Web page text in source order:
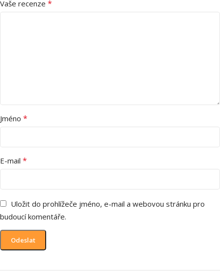
Vaše recenze *
Jméno *
E-mail *
Uložit do prohlížeče jméno, e-mail a webovou stránku pro
budoucí komentáře.